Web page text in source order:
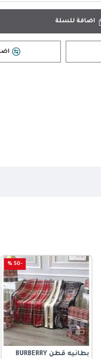
اضافة للسلة
-50 %
بطانيه قطن BURBERRY